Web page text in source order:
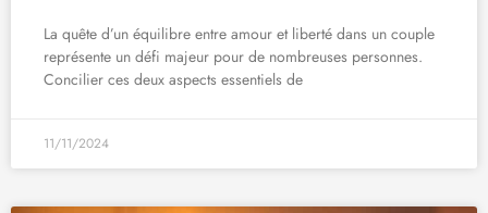
La quête d’un équilibre entre amour et liberté dans un couple
représente un défi majeur pour de nombreuses personnes.
Concilier ces deux aspects essentiels de
11/11/2024